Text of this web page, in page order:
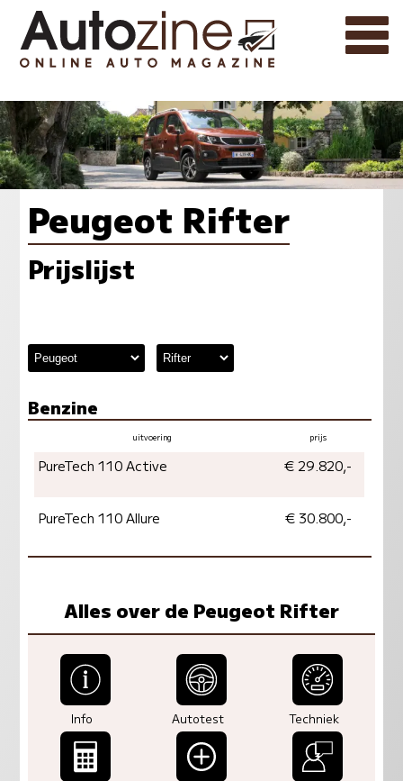
Peugeot Rifter
Prijslijst
Benzine
uitvoering prijs
PureTech 110 Active € 29.820,-
PureTech 110 Allure € 30.800,-
Alles over de Peugeot Rifter
Info Autotest Techniek